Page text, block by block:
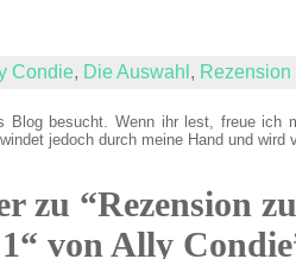
Condie, Die Auswahl , Rezension
Blog besucht. Wenn ihr lest, freue ich
jedoch durch meine Hand und wird
zu “Rezension
von Ally